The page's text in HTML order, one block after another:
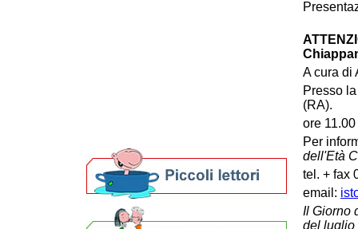
A cura di
Presso
(RA).
ore 11.00
Per
dell'Età
tel. + fax
email:
Il Giorno
del luglio